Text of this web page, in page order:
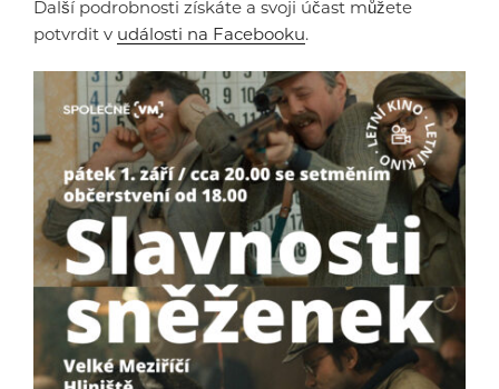
Další podrobnosti získáte a svoji účast můžete
potvrdit v události na Facebooku.